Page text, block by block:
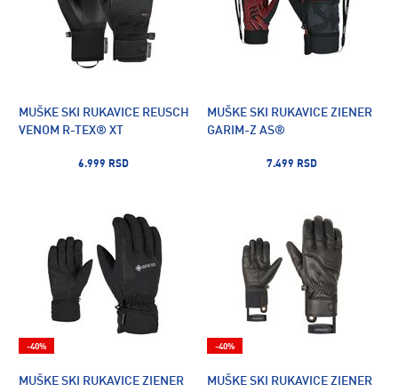
MUŠKE SKI RUKAVICE REUSCH
VENOM R-TEX® XT
6.999 RSD
MUŠKE SKI RUKAVICE ZIENER
GARIM-Z AS®
7.499 RSD
MUŠKE SKI RUKAVICE ZIENER
-40%
MUŠKE SKI RUKAVICE ZIENER
-40%